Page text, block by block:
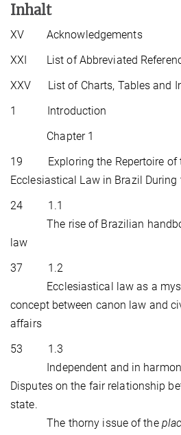
Inhalt
XV Acknowledgements
XXI List of Abbreviated
XXV List of Charts, Tables and
1 Introduction
Chapter 1
19 Exploring the Repertoire of
Ecclesiastical Law in Brazil During
24 1.1
The rise of Brazilian
law
37 1.2
Ecclesiastical law as a
concept between canon law and
affairs
53 1.3
Independent and in
Disputes on the fair relationship
state.
The thorny issue of the